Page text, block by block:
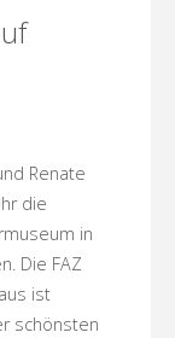
Renate
die
in
Die FAZ
ist
schönsten